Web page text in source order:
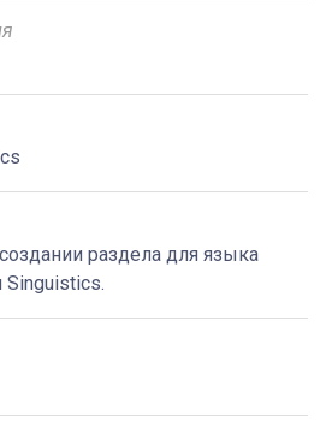
раздела для языка